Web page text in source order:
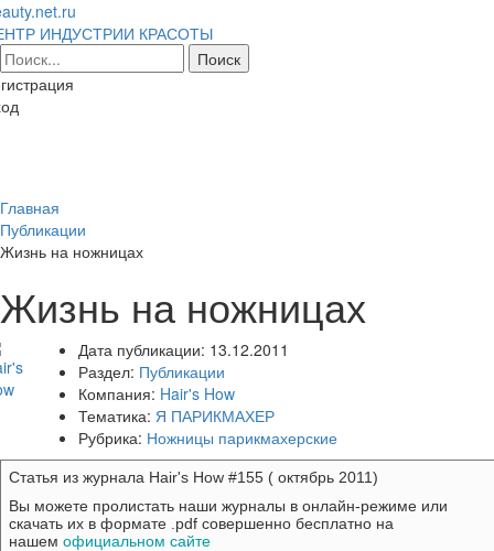
ИНДУСТРИИ КРАСОТЫ
Главная
Публикации
Жизнь на ножницах
Жизнь на ножницах
Дата публикации: 13.12.2011
Раздел: Публикации
Компания: Hair's How
Тематика: Я ПАРИКМАХЕР
Рубрика: Ножницы парикмахерские
Статья из журнала Hair's How #155 ( октябрь 2011)
Вы можете пролистать наши журналы в онлайн-режиме или
скачать их в формате .pdf совершенно бесплатно на
нашем официальном сайте